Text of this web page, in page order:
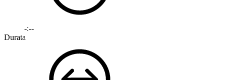
-:--
Durata